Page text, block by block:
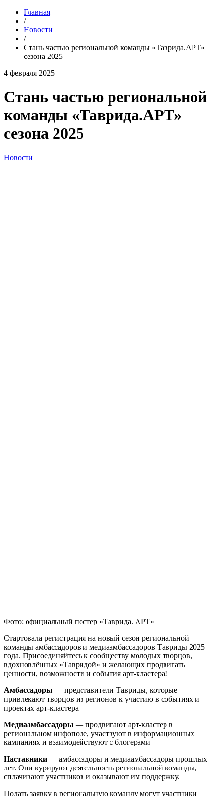
Главная
/
Новости
/
Cтань частью региональной команды «Таврида.АРТ»
сезона 2025
4 февраля 2025
Cтань частью региональной
команды «Таврида.АРТ»
сезона 2025
Новости
Фото: официальный постер «Таврида. АРТ»
Стартовала регистрация на новый сезон региональной
команды амбассадоров и медиаамбассадоров Тавриды 2025
года. Присоединяйтесь к сообществу молодых творцов,
вдохновлённых «Тавридой» и желающих продвигать
ценности, возможности и события арт-кластера!
Амбассадоры — представители Тавриды, которые
привлекают творцов из регионов к участию в событиях и
проектах арт-кластера
Медиаамбассадоры — продвигают арт-кластер в
региональном инфополе, участвуют в информационных
кампаниях и взаимодействуют с блогерами
Наставники — амбассадоры и медиаамбассадоры прошлых
лет. Они курируют деятельность региональной команды,
сплачивают участников и оказывают им поддержку.
Подать заявку в региональную команду могут участники